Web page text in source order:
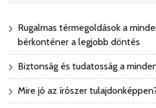
Rugalmas térmegoldások a
bérkonténer a legjobb döntés
Biztonság és tudatosság a
Mire jó az írószer